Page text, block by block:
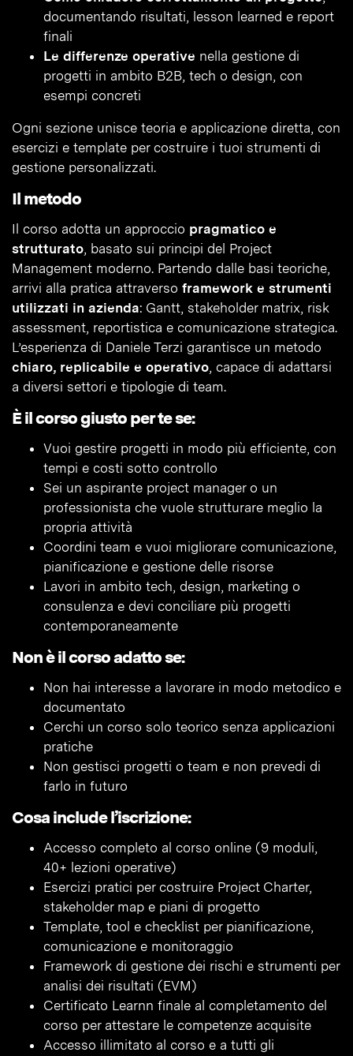
documentando risultati, lesson learned e report
finali
Le differenze operative nella gestione di
progetti in ambito B2B, tech o design, con
esempi concreti
Ogni sezione unisce teoria e applicazione diretta, con
esercizi e template per costruire i tuoi strumenti di
gestione personalizzati.
Il metodo
Il corso adotta un approccio pragmatico e
strutturato, basato sui principi del Project
Management moderno. Partendo dalle basi teoriche,
arrivi alla pratica attraverso framework e strumenti
utilizzati in azienda: Gantt, stakeholder matrix, risk
assessment, reportistica e comunicazione strategica.
L’esperienza di Daniele Terzi garantisce un metodo
chiaro, replicabile e operativo, capace di adattarsi
a diversi settori e tipologie di team.
È il corso giusto per te se:
Vuoi gestire progetti in modo più efficiente, con
tempi e costi sotto controllo
Sei un aspirante project manager o un
professionista che vuole strutturare meglio la
propria attività
Coordini team e vuoi migliorare comunicazione,
pianificazione e gestione delle risorse
Lavori in ambito tech, design, marketing o
consulenza e devi conciliare più progetti
contemporaneamente
Non è il corso adatto se:
Non hai interesse a lavorare in modo metodico e
documentato
Cerchi un corso solo teorico senza applicazioni
pratiche
Non gestisci progetti o team e non prevedi di
farlo in futuro
Cosa include l’iscrizione:
Accesso completo al corso online (9 moduli,
40+ lezioni operative)
Esercizi pratici per costruire Project Charter,
stakeholder map e piani di progetto
Template, tool e checklist per pianificazione,
comunicazione e monitoraggio
Framework di gestione dei rischi e strumenti per
analisi dei risultati (EVM)
Certificato Learnn finale al completamento del
corso per attestare le competenze acquisite
Accesso illimitato al corso e a tutti gli